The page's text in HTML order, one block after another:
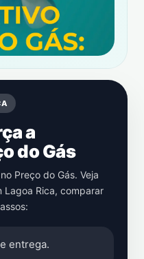
a
do Gás
Preço do Gás. Veja
Lagoa Rica, comparar
entrega.